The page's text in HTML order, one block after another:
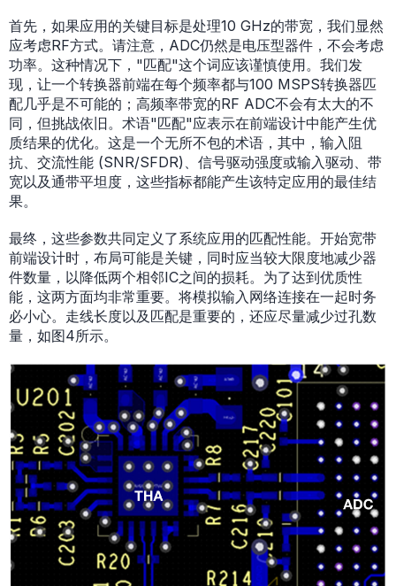
首先，如果应用的关键目标是处理10 GHz的带宽，我们显然
应考虑RF方式。请注意，ADC仍然是电压型器件，不会考虑
功率。这种情况下，"匹配"这个词应该谨慎使用。我们发
现，让一个转换器前端在每个频率都与100 MSPS转换器匹
配几乎是不可能的；高频率带宽的RF ADC不会有太大的不
同，但挑战依旧。术语"匹配"应表示在前端设计中能产生优
质结果的优化。这是一个无所不包的术语，其中，输入阻
抗、交流性能 (SNR/SFDR)、信号驱动强度或输入驱动、带
宽以及通带平坦度，这些指标都能产生该特定应用的最佳结
果。
最终，这些参数共同定义了系统应用的匹配性能。开始宽带
前端设计时，布局可能是关键，同时应当较大限度地减少器
件数量，以降低两个相邻IC之间的损耗。为了达到优质性
能，这两方面均非常重要。将模拟输入网络连接在一起时务
必小心。走线长度以及匹配是重要的，还应尽量减少过孔数
量，如图4所示。